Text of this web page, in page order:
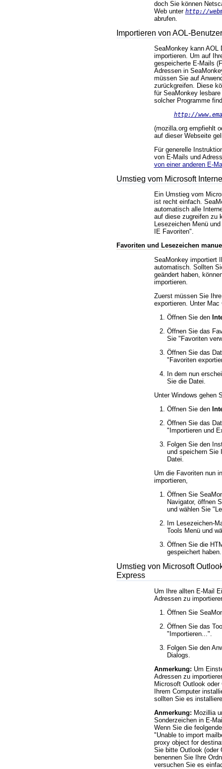
doch Sie können
Web unter http://
abrufen.
Importieren von AOL-
SeaMonkey kann AOL
importieren. Um auf
gespeicherte E-Mails
Adressen in
müssen Sie auf
zurückgreifen. Diese
für SeaMonkey
solcher Programme
http://
(mozilla.org empfiehlt
auf dieser Webseite
Für generelle
von E-Mails und
von einer anderen E-
Umstieg vom Microsoft
Ein Umstieg vom
ist recht einfach.
automatisch alle
auf diese zugreifen zu
Lesezeichen Menü
IE Favoriten .
Favoriten und Lesezeichen
SeaMonkey importiert
automatisch. Sollten
geändert haben,
importieren.
Zuerst müssen Sie
exportieren. Unter Mac
Öffnen Sie den
Öffnen Sie das
Sie
Favoriten
Öffnen Sie das
Favoriten
In dem nun
Sie die Datei.
Unter Windows gehen
Öffnen Sie den
Öffnen Sie das
Importieren und
Folgen Sie den
und speichern Sie
Datei.
Um die Favoriten nun
importieren,
Öffnen Sie
Navigator, öffnen
und wählen Sie
Im Lesezeichen-
Tools Menü und
Öffnen Sie die
gespeichert haben.
Umstieg von Microsoft
Express
Um Ihre allten E-Mail
Adressen zu
Öffnen Sie
Öffnen Sie das
Importieren...
Folgen Sie den
Dialogs.
Anmerkung: Um
Adressen zu
Microsoft Outlook
Ihrem Computer
sollten Sie es
Anmerkung: Mozillia
Sonderzeichen in E-
Wenn Sie die
Unable to import
proxy object for
Sie bitte Outlook (oder
benennen Sie Ihre
versuchen Sie es